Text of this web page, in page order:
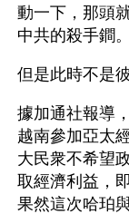
動一下，那頭
中共的殺手鐧。
但是此時不是
據加通社報導
越南參加亞太
大民衆不希望
取經濟利益，
果然這次哈珀